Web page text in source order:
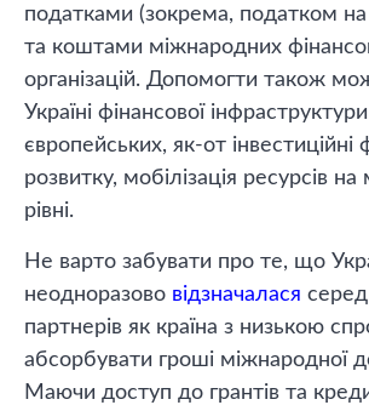
податками (зокрема, податком
та коштами міжнародних
організацій. Допомогти також
Україні фінансової
європейських, як-от
розвитку, мобілізація ресурсів
рівні.
Не варто забувати про те, що
неодноразово відзначалася
партнерів як країна з низькою
абсорбувати гроші міжнародної
Маючи доступ до грантів та